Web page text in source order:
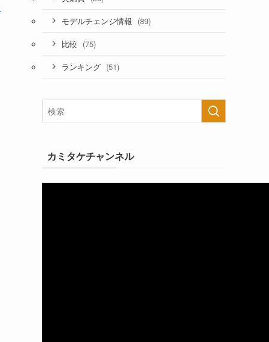
モデルチェンジ情報 (89)
比較 (75)
ランキング (51)
カミタケチャンネル